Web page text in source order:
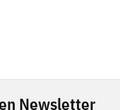
Newsletter